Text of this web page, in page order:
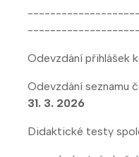
Odevzdání přihlášek
Odevzdání seznamu
31. 3. 2026
Didaktické testy